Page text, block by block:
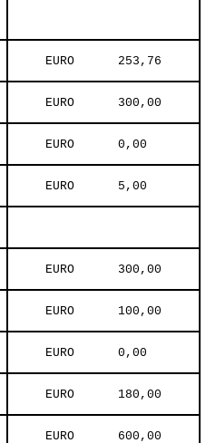
     EURO      253,76
     EURO      300,00
     EURO      0,00
     EURO      5,00
     EURO      300,00
     EURO      100,00
     EURO      0,00
     EURO      180,00
     EURO      600,00